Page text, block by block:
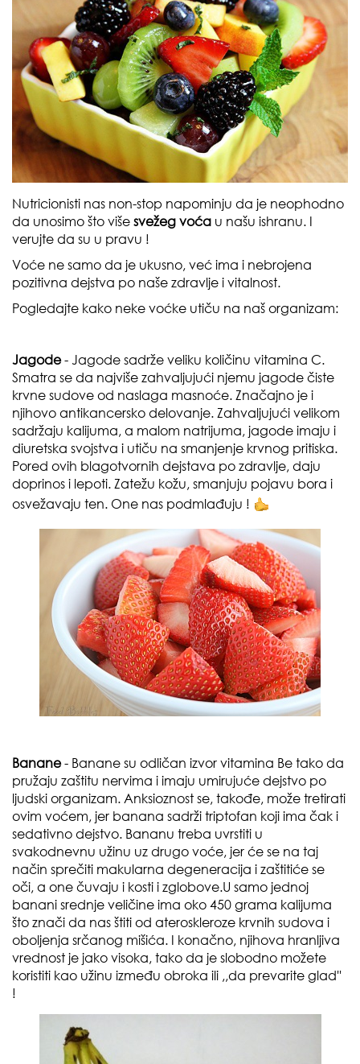
Nutricionisti nas non-stop napominju da je neophodno
da unosimo što više svežeg voća u našu ishranu. I
verujte da su u pravu !
Voće ne samo da je ukusno, već ima i nebrojena
pozitivna dejstva po naše zdravlje i vitalnost.
Pogledajte kako neke voćke utiču na naš organizam:
Jagode- Jagode sadrže veliku količinu vitamina C.
Smatra se da najviše zahvaljujući njemu jagode čiste
krvne sudove od naslaga masnoće. Značajno je i
njihovo antikancersko delovanje. Zahvaljujući velikom
sadržaju kalijuma, a malom natrijuma, jagode imaju i
diuretska svojstva i utiču na smanjenje krvnog pritiska.
Pored ovih blagotvornih dejstava po zdravlje, daju
doprinos i lepoti. Zatežu kožu, smanjuju pojavu bora i
osvežavaju ten. One nas podmlađuju !
Banane- Banane su odličan izvor vitamina Be tako da
pružaju zaštitu nervima i imaju umirujuće dejstvo po
ljudski organizam. Anksioznost se, takođe, može tretirati
ovim voćem, jer banana sadrži triptofan koji ima čak i
sedativno dejstvo. Bananu treba uvrstiti u
svakodnevnu užinu uz drugo voće, jer će se na taj
način sprečiti makularna degeneracija i zaštitiće se
oči, a one čuvaju i kosti i zglobove.U samo jednoj
banani srednje veličine ima oko 450 grama kalijuma
što znači da nas štiti od ateroskleroze krvnih sudova i
oboljenja srčanog mišića. I konačno, njihova hranljiva
vrednost je jako visoka, tako da je slobodno možete
koristiti kao užinu između obroka ili ,,da prevarite glad''
!